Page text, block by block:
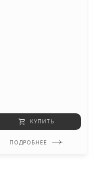
КУПИТЬ
ПОДРОБНЕЕ